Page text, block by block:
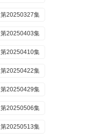
第20250327集
第20250403集
第20250410集
第20250422集
第20250429集
第20250506集
第20250513集